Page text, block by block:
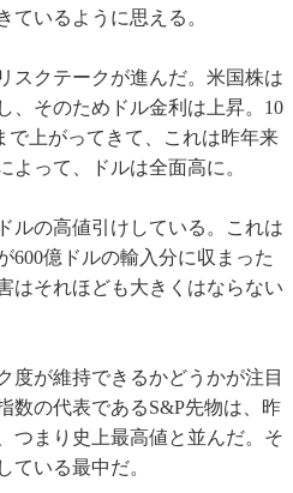
ているように思える。
スクテークが進んだ。米国株は
、そのためドル金利は上昇。10
で上がってきて、これは昨年来
よって、ドルは全面高に。
ルの高値引けしている。これは
600億ドルの輸入分に収まった
はそれほども大きくはならない
が維持できるかどうかが注目
数の代表であるS&P先物は、昨
つまり史上最高値と並んだ。そ
ている最中だ。